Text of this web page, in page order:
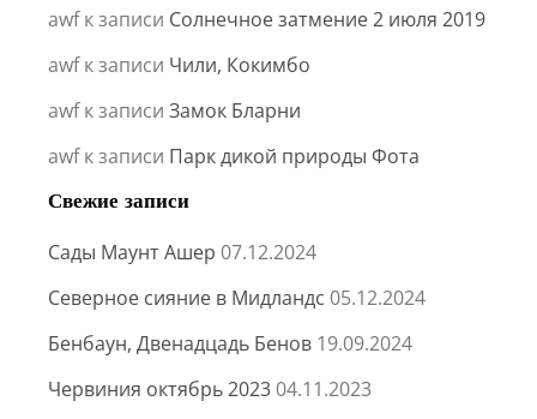
awfк записи Солнечное затмение 2 июля 2019
awfк записи Чили, Кокимбо
awfк записи Замок Бларни
awfк записи Парк дикой природы Фота
Свежие записи
Сады Маунт Ашер 07.12.2024
Северное сияние в Мидландс 05.12.2024
Бенбаун, Двенадцадь Бенов 19.09.2024
Червиния октябрь 2023 04.11.2023